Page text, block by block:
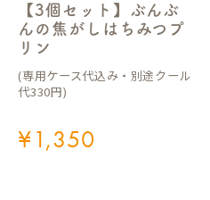
【3個セット】ぶんぶ
んの焦がしはちみつプ
リン
(専用ケース代込み・別途クール
代330円)
¥1,350